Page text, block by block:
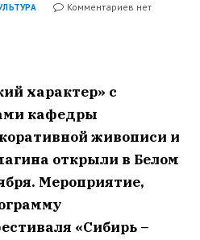
Комментариев нет
характер» с
кафедры
живописи и
открыли в Белом
Мероприятие,
«Сибирь –